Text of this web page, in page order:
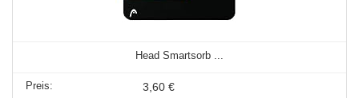
Head Smartsorb ...
3,60 €